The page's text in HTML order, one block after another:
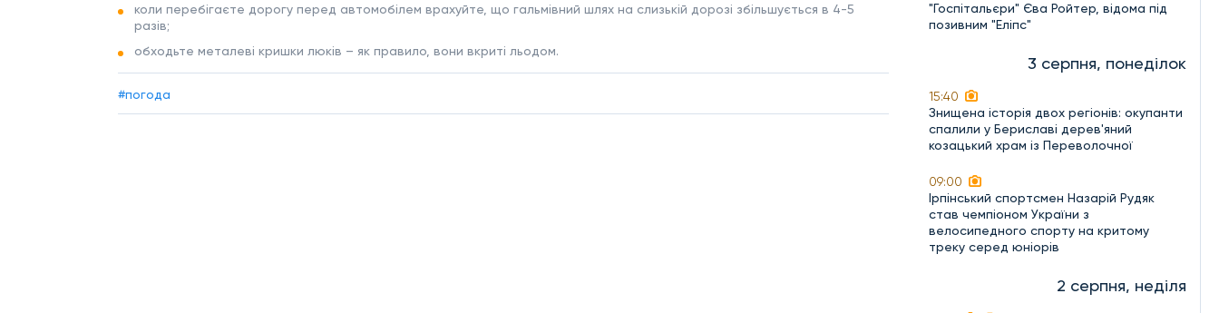
коли перебігаєте дорогу перед автомобілем врахуйте, що гальмівний шлях на слизькій дорозі збільшується в 4-5
разів;
обходьте металеві кришки люків – як правило, вони вкриті льодом.
#погода
"Госпітальєри" Єва Ройтер, відома під
позивним "Еліпс"
3 серпня, понеділок
15:40
Знищена історія двох регіонів: окупанти
спалили у Бериславі дерев'яний
козацький храм із Переволочної
09:00
Ірпінський спортсмен Назарій Рудяк
став чемпіоном України з
велосипедного спорту на критому
треку серед юніорів
2 серпня, неділя